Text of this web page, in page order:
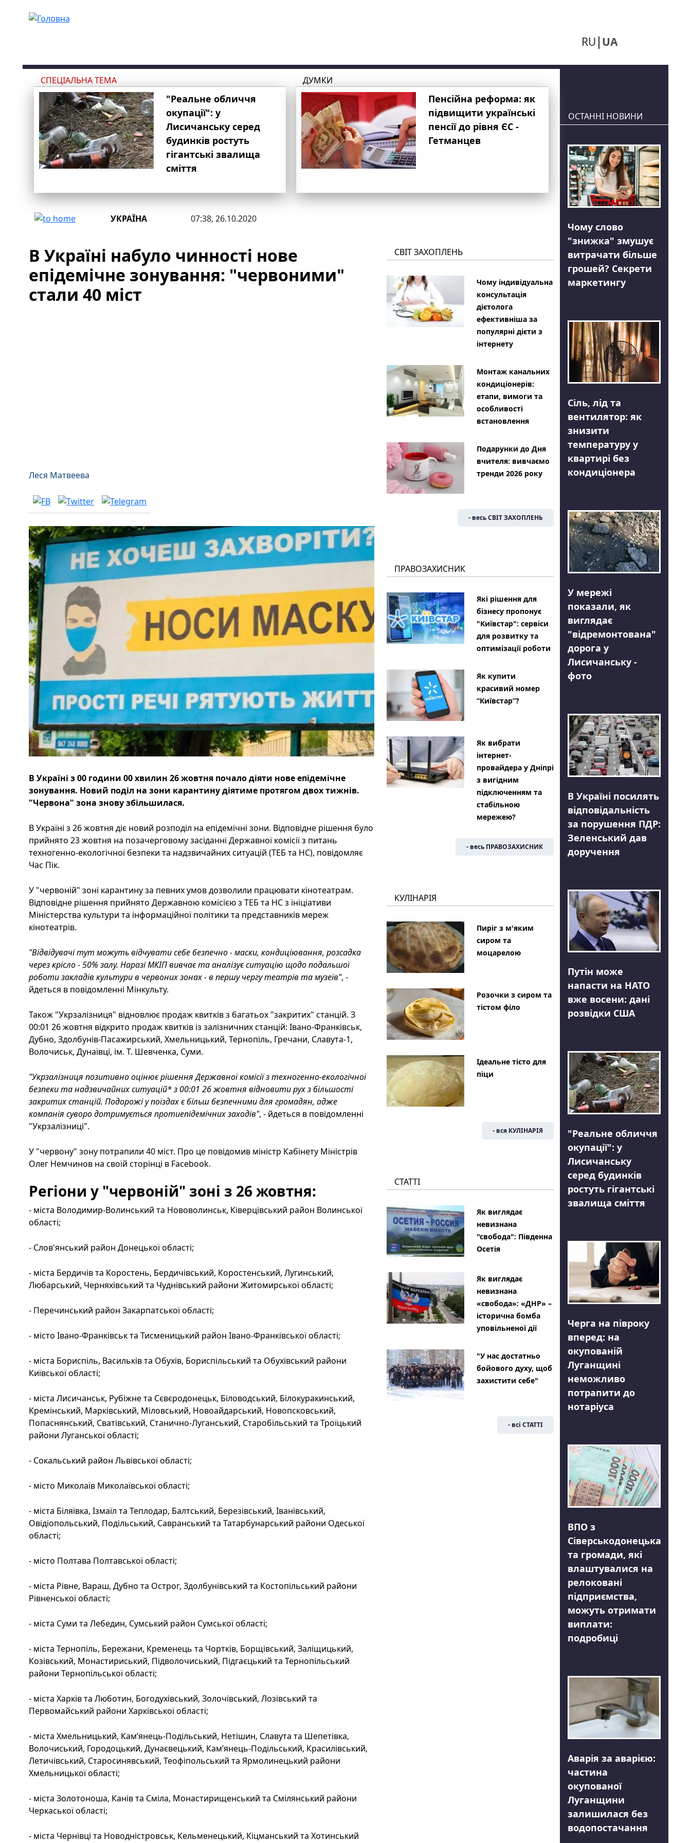
RU UA
СПЕЦІАЛЬНА ТЕМА
"Реальне обличчя
окупації": у
Лисичанську серед
будинків ростуть
гігантські звалища
сміття
ДУМКИ
Пенсійна реформа: як
підвищити українські
пенсії до рівня ЄС -
Гетманцев
УКРАЇНА 07:38, 26.10.2020
В Україні набуло чинності нове
епідемічне зонування: "червоними"
стали 40 міст
Леся Матвеева
В Україні з 00 години 00 хвилин 26 жовтня почало діяти нове епідемічне
зонування. Новий поділ на зони карантину діятиме протягом двох тижнів.
"Червона" зона знову збільшилася.
В Україні з 26 жовтня діє новий розподіл на епідемічні зони. Відповідне рішення було
прийнято 23 жовтня на позачерговому засіданні Державної комісії з питань
техногенно-екологічної безпеки та надзвичайних ситуацій (ТЕБ та НС), повідомляє
Час Пік.
У "червоній" зоні карантину за певних умов дозволили працювати кінотеатрам.
Відповідне рішення прийнято Державною комісією з ТЕБ та НС з ініціативи
Міністерства культури та інформаційної політики та представників мереж
кінотеатрів.
"Відвідувачі тут можуть відчувати себе безпечно - маски, кондиціювання, розсадка
через крісло - 50% залу. Наразі МКІП вивчає та аналізує ситуацію щодо подальшої
роботи закладів культури в червоних зонах - в першу чергу театрів та музеїв", -
йдеться в повідомленні Мінкульту.
Також "Укрзалізниця" відновлює продаж квитків з багатьох "закритих" станцій. З
00:01 26 жовтня відкрито продаж квитків із залізничних станцій: Івано-Франківськ,
Дубно, Здолбунів-Пасажирський, Хмельницький, Тернопіль, Гречани, Славута-1,
Волочиськ, Дунаївці, ім. Т. Шевченка, Суми.
"Укрзалізниця позитивно оцінює рішення Державної комісії з техногенно-екологічної
безпеки та надзвичайних ситуацій* з 00:01 26 жовтня відновити рух з більшості
закритих станцій. Подорожі у поїздах є більш безпечними для громадян, адже
компанія суворо дотримується протиепідемічних заходів", - йдеться в повідомленні
"Укрзалізниці".
У "червону" зону потрапили 40 міст. Про це повідомив міністр Кабінету Міністрів
Олег Немчинов на своїй сторінці в Facebook.
Регіони у "червоній" зоні з 26 жовтня:
- міста Володимир-Волинський та Нововолинськ, Ківерцівський район Волинської
області;
- Слов'янський район Донецької області;
- міста Бердичів та Коростень, Бердичівський, Коростенський, Лугинський,
Любарський, Черняхівський та Чуднівський райони Житомирської області;
- Перечинський район Закарпатської області;
- місто Івано-Франківськ та Тисменицький район Івано-Франківської області;
- міста Бориспіль, Васильків та Обухів, Бориспільський та Обухівський райони
Київської області;
- міста Лисичанськ, Рубіжне та Сєвєродонецьк, Біловодський, Білокуракинський,
Кремінський, Марківський, Міловський, Новоайдарський, Новопсковський,
Попаснянський, Сватівський, Станично-Луганський, Старобільський та Троїцький
райони Луганської області;
- Сокальський район Львівської області;
- місто Миколаїв Миколаївської області;
- міста Біляївка, Ізмаїл та Теплодар, Балтський, Березівський, Іванівський,
Овідіопольський, Подільський, Савранський та Татарбунарський райони Одеської
області;
- місто Полтава Полтавської області;
- міста Рівне, Вараш, Дубно та Острог, Здолбунівський та Костопільський райони
Рівненської області;
- міста Суми та Лебедин, Сумський район Сумської області;
- міста Тернопіль, Бережани, Кременець та Чортків, Борщівський, Заліщицький,
Козівський, Монастириський, Підволочиський, Підгаєцький та Тернопільський
райони Тернопільської області;
- міста Харків та Люботин, Богодухівський, Золочівський, Лозівський та
Первомайський райони Харківської області;
- міста Хмельницький, Кам’янець-Подільський, Нетішин, Славута та Шепетівка,
Волочиський, Городоцький, Дунаєвецький, Кам’янець-Подільський, Красилівський,
Летичівський, Старосинявський, Теофіпольський та Ярмолинецький райони
Хмельницької області;
- міста Золотоноша, Канів та Сміла, Монастирищенський та Смілянський райони
Черкаської області;
- міста Чернівці та Новодністровськ, Кельменецький, Кіцманський та Хотинський
СВІТ ЗАХОПЛЕНЬ
Чому індивідуальна
консультація
дієтолога
ефективніша за
популярні дієти з
інтернету
Монтаж канальних
кондиціонерів:
етапи, вимоги та
особливості
встановлення
Подарунки до Дня
вчителя: вивчаємо
тренди 2026 року
- весь СВІТ ЗАХОПЛЕНЬ
ПРАВОЗАХИСНИК
Які рішення для
бізнесу пропонує
"Київстар": сервіси
для розвитку та
оптимізації роботи
Як купити
красивий номер
“Київстар”?
Як вибрати
інтернет-
провайдера у Дніпрі
з вигідним
підключенням та
стабільною
мережею?
- весь ПРАВОЗАХИСНИК
КУЛІНАРІЯ
Пиріг з м'яким
сиром та
моцарелою
Розочки з сиром та
тістом філо
Ідеальне тісто для
піци
- вся КУЛІНАРІЯ
СТАТТІ
Як виглядає
невизнана
"свобода": Південна
Осетія
Як виглядає
невизнана
«свобода»: «ДНР» –
історична бомба
уповільненої дії
"У нас достатньо
бойового духу, щоб
захистити себе"
- всі СТАТТІ
ОСТАННІ НОВИНИ
Чому слово
"знижка" змушує
витрачати більше
грошей? Секрети
маркетингу
Сіль, лід та
вентилятор: як
знизити
температуру у
квартирі без
кондиціонера
У мережі
показали, як
виглядає
"відремонтована"
дорога у
Лисичанську -
фото
В Україні посилять
відповідальність
за порушення ПДР:
Зеленський дав
доручення
Путін може
напасти на НАТО
вже восени: дані
розвідки США
"Реальне обличчя
окупації": у
Лисичанську
серед будинків
ростуть гігантські
звалища сміття
Черга на півроку
вперед: на
окупованій
Луганщині
неможливо
потрапити до
нотаріуса
ВПО з
Сіверськодонецька
та громади, які
влаштувалися на
релоковані
підприємства,
можуть отримати
виплати:
подробиці
Аварія за аварією:
частина
окупованої
Луганщини
залишилася без
водопостачання